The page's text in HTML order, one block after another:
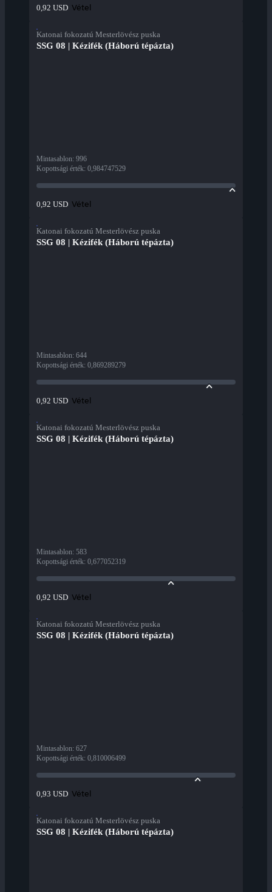
0,92 USD Vétel
Katonai fokozatú Mesterlövész puska
SSG 08 | Kézifék (Háború tépázta)
Mintasablon: 996
Kopottsági érték: 0,984747529
0,92 USD Vétel
Katonai fokozatú Mesterlövész puska
SSG 08 | Kézifék (Háború tépázta)
Mintasablon: 644
Kopottsági érték: 0,869289279
0,92 USD Vétel
Katonai fokozatú Mesterlövész puska
SSG 08 | Kézifék (Háború tépázta)
Mintasablon: 583
Kopottsági érték: 0,677052319
0,92 USD Vétel
Katonai fokozatú Mesterlövész puska
SSG 08 | Kézifék (Háború tépázta)
Mintasablon: 627
Kopottsági érték: 0,810006499
0,93 USD Vétel
Katonai fokozatú Mesterlövész puska
SSG 08 | Kézifék (Háború tépázta)